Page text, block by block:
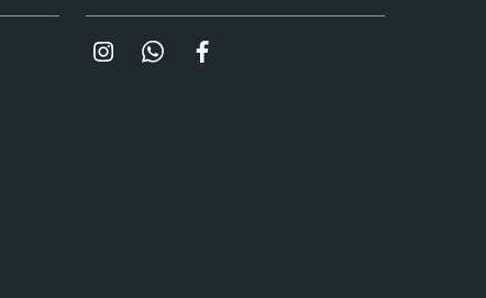
InstagramWhatsapp